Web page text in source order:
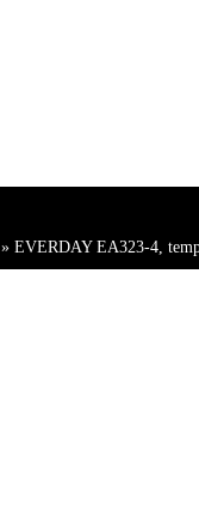
»EVERDAY EA323-4,